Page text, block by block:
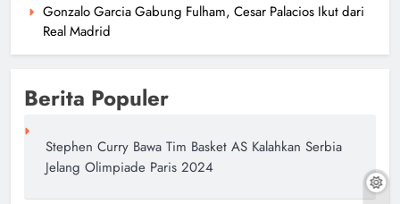
Gonzalo Garcia Gabung Fulham, Cesar Palacios Ikut dari
Real Madrid
Berita Populer
Stephen Curry Bawa Tim Basket AS Kalahkan Serbia
Jelang Olimpiade Paris 2024